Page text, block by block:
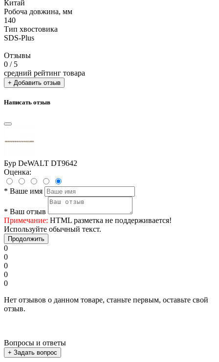
Китай
Робоча довжина, мм
140
Тип хвостовика
SDS-Plus
Отзывы
0 / 5
средний рейтинг товара
+ Добавить отзыв
Написать отзыв
Бур DeWALT DT9642
Оценка:
* Ваше имя
* Ваш отзыв
Примечание: HTML разметка не поддерживается!
Используйте обычный текст.
Продолжить
0
0
0
0
0
Нет отзывов о данном товаре, станьте первым, оставьте свой
отзыв.
Вопросы и ответы
+ Задать вопрос